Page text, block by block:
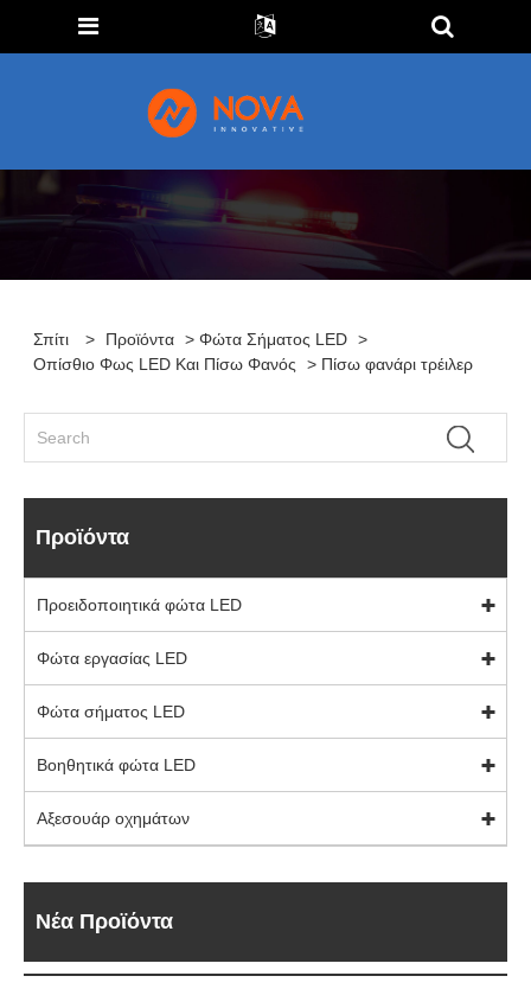
Σπίτι > Προϊόντα >Φώτα Σήματος LED >
Οπίσθιο Φως LED Και Πίσω Φανός
> Πίσω φανάρι τρέιλερ
Προϊόντα
Προειδοποιητικά φώτα LED
Φώτα εργασίας LED
Φώτα σήματος LED
Βοηθητικά φώτα LED
Αξεσουάρ οχημάτων
Νέα Προϊόντα